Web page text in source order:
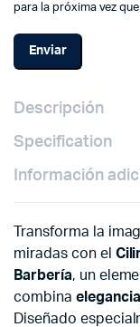
para la próxima vez
Descripción
Specification
Información
Transforma la
miradas con el
Barbería, un
combina
Diseñado